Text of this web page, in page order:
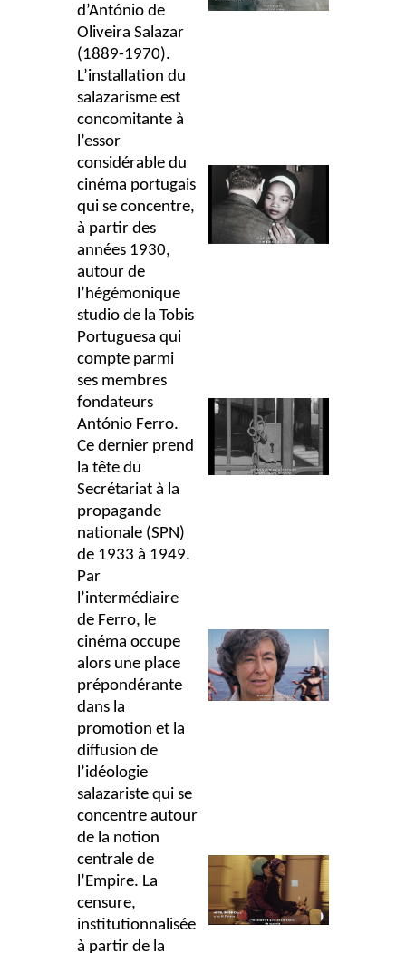
d’António de
Oliveira Salazar
(1889-1970).
L’installation du
salazarisme est
concomitante à
l’essor
considérable du
cinéma portugais
qui se concentre,
à partir des
années 1930,
autour de
l’hégémonique
studio de la Tobis
Portuguesa qui
compte parmi
ses membres
fondateurs
António Ferro.
Ce dernier prend
la tête du
Secrétariat à la
propagande
nationale (SPN)
de 1933 à 1949.
Par
l’intermédiaire
de Ferro, le
cinéma occupe
alors une place
prépondérante
dans la
promotion et la
diffusion de
l’idéologie
salazariste qui se
concentre autour
de la notion
centrale de
l’Empire. La
censure,
institutionnalisée
à partir de la